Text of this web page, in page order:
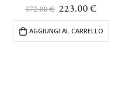
372.00€ Il
originale
era:
372.00 €.
223.00€Il
attuale
è:
223.00 €.
AGGIUNGI AL CARRELLO